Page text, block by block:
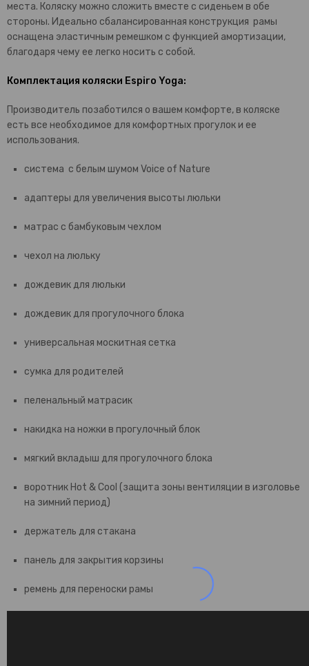
места. Коляску можно сложить вместе с сиденьем в обе
стороны. Идеально сбалансированная конструкция рамы
оснащена эластичным ремешком с функцией амортизации,
благодаря чему ее легко носить с собой.
Комплектация коляски Espiro Yoga:
Производитель позаботился о вашем комфорте, в коляске
есть все необходимое для комфортных прогулок и ее
использования.
система с белым шумом Voice of Nature
адаптеры для увеличения высоты люльки
матрас с бамбуковым чехлом
чехол на люльку
дождевик для люльки
дождевик для прогулочного блока
универсальная москитная сетка
сумка для родителей
пеленальный матрасик
накидка на ножки в прогулочный блок
мягкий вкладыш для прогулочного блока
воротник Hot & Cool (защита зоны вентиляции в изголовье
на зимний период)
держатель для стакана
панель для закрытия корзины
ремень для переноски рамы